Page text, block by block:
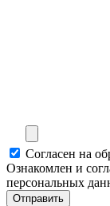
Cогласен на
Ознакомлен и
персональных
Отправить